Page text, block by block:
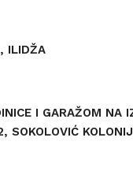
ILIDŽA
I GARAŽOM NA
SOKOLOVIĆ